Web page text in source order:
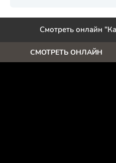
Смотреть онлайн
СМОТРЕТЬ ОНЛАЙН